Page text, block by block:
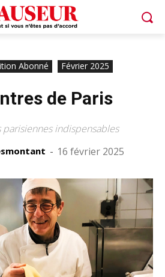
Abonné Février 2025
de Paris
parisiennes indispensables
- 16 février 2025